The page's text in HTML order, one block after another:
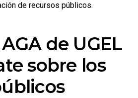
de recursos públicos.
de UGEL
sobre los